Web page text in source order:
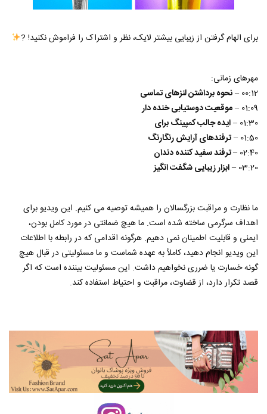
برای الهام گرفتن از زیبایی بیشتر لایک، نظر و اشتراک را فراموش نکنید! ?
مهرهای زمانی:
00:12 –
نحوه برداشتن لنزهای تماسی
01:09 –
موقعیت دوستیابی خنده دار
01:30 –
ایده جالب کمپینگ برای
01:50 –
ترفندهای آرایش رنگارنگ
02:40 –
ترفند سفید کننده دندان
03:20 –
ابزار زیبایی شگفت انگیز
ما نظارت و مراقبت بزرگسالان را همیشه توصیه می کنیم. این ویدیو برای
اهداف سرگرمی ساخته شده است. ما هیچ ضمانتی در مورد کامل بودن،
ایمنی و قابلیت اطمینان نمی دهیم. هرگونه اقدامی که در رابطه با اطلاعات
این ویدیو انجام دهید، کاملاً به عهده شماست و ما مسئولیتی در قبال هیچ
گونه خسارت یا ضرری نخواهیم داشت. این مسئولیت بیننده است که اگر
قصد تکرار دارد، از قضاوت، مراقبت و احتیاط استفاده کند.